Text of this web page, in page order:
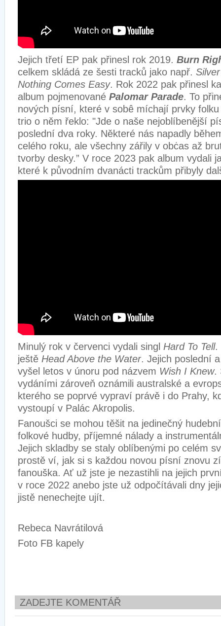
Jejich třetí EP pak přinesl rok 2019. Burn
celkem skládá ze šesti tracků jako např.
Nothing Comes Easy. Rok 2022 pak přinesl
album pojmenované Palomar Parade. To
nových písní, které v sobê míchají prvky
trio o něm řeklo: "Jde o naše nejoblíbenější
poslední dva roky. Některé nás napadly
celého roku, ale všechny zářily v obċas až
tvorby desky.” V roce 2023 pak album vydali
které k původním dvanácti trackům přibyly
Minulý rok v červenci vydali singl Hard To Tell.
ještě Head Above the Water. Jejich poslední
vyšel letos v únoru pod názvem Wish I Knew.
vydáními zároveň oznámili australské a
kterého se poprvé vypraví právě i do Prahy,
vystoupí v Palác Akropolis.
Fanoušci se mohou těšit na jedinečný
folkové hudby, příjemné nálady a
Jejich skladby se staly oblíbenými po celém
prostě ví, jak si s každou novou písní znovu
fanouška. Ať už jste je nezastihli na jejich
v roce 2022 anebo jste už odpočítávali dny
jistě nenechejte ujít.
Rebeca Navrátilová
Foto FB kapely
ZADEJTE KOMENTÁŘ